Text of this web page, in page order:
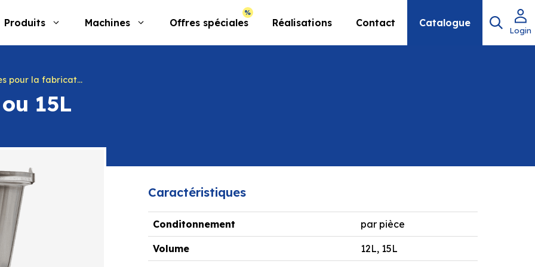
Produits Machines Offres spéciales Réalisations Contact Catalogue
Login
pour la fabrication
15L
Caractéristiques
Conditonnement par pièce
Volume 12L, 15L